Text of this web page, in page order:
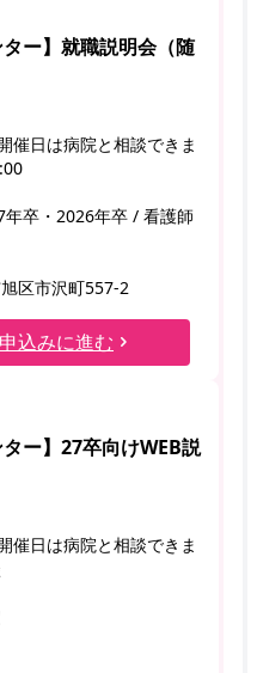
ター】就職説明会（随
催日は病院と相談できま
卒・2026年卒 / 看護師
区市沢町557-2
込みに進む
ター】27卒向けWEB説
催日は病院と相談できま